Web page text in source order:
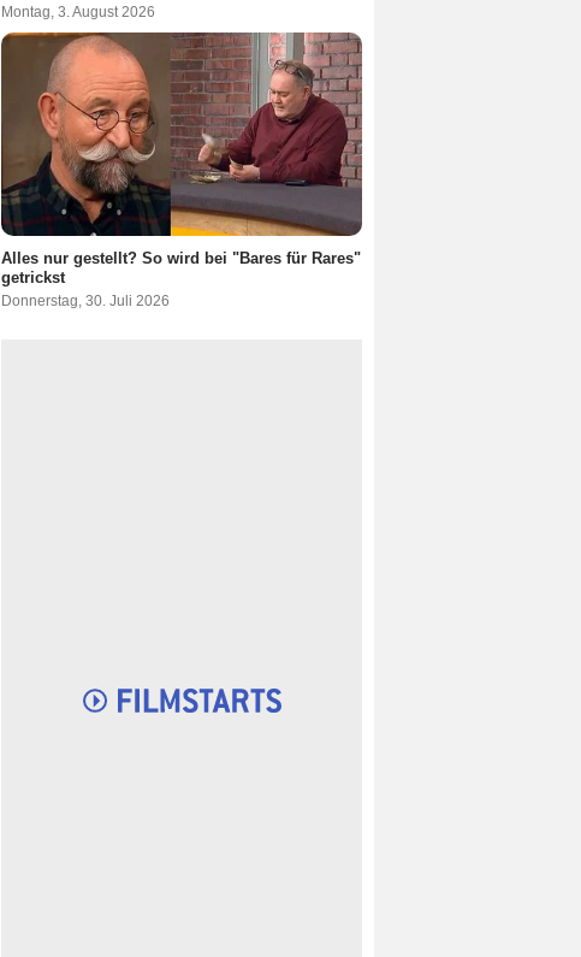
Montag, 3. August 2026
Alles nur gestellt? So wird bei "Bares für Rares"
getrickst
Donnerstag, 30. Juli 2026